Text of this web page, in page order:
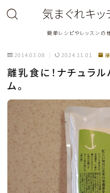
気まぐれキ
簡単レシピやレッスンの
料理教室関連・レッスン後
鶏肉料理
豚肉料理
牛肉料理
2014.03.08 2024.11.01
離乳食に！ナチュラ
ム。